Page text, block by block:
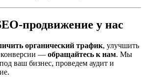
продвижение у нас
органический трафик, улучшить
— обращайтесь к нам. Мы
ваш бизнес, проведем аудит и